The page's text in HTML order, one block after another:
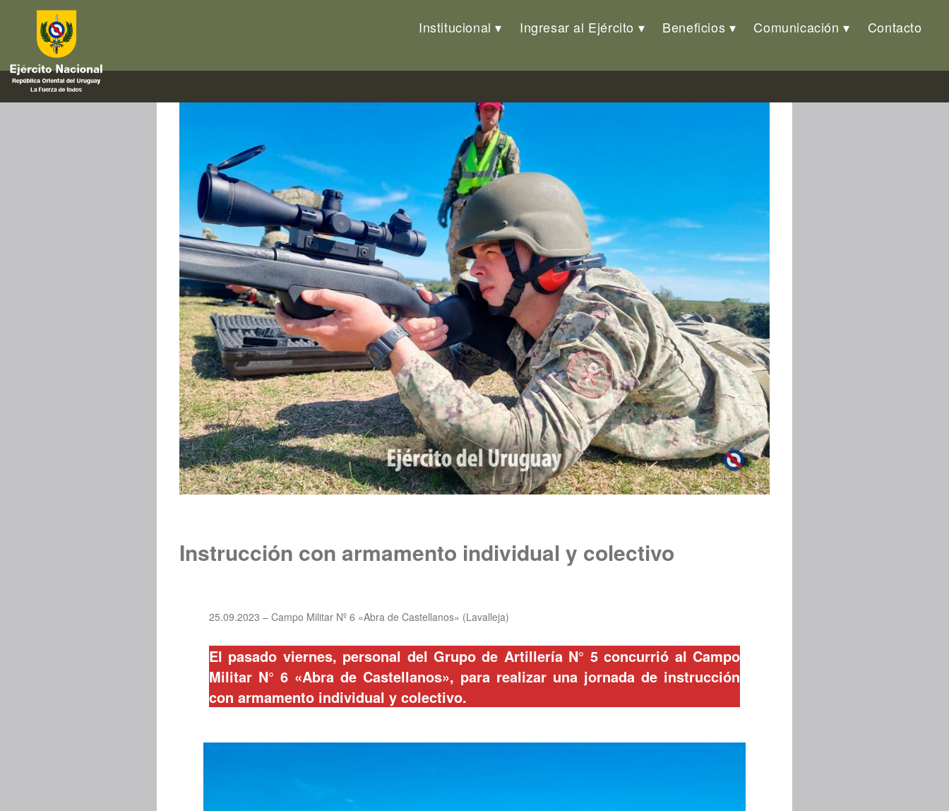
Institucional Ingresar al Ejército Beneficios Comunicación Contacto
Instrucción con armamento individual y colectivo
25.09.2023 – Campo Militar Nº 6 «Abra de Castellanos» (Lavalleja)
El pasado viernes, personal del Grupo de Artillería N° 5 concurrió al Campo
Militar N° 6 «Abra de Castellanos», para realizar una jornada de instrucción
con armamento individual y colectivo.